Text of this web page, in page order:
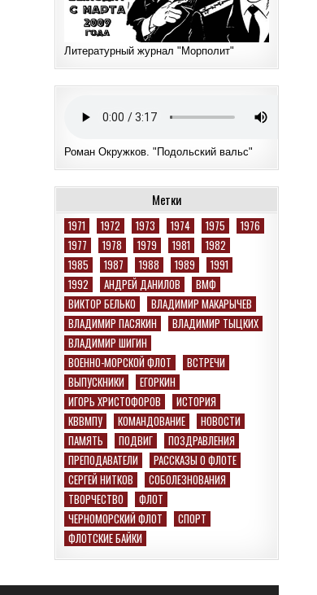
Литературный журнал "Морполит"
Роман Окружков. "Подольский вальс"
Метки
1971 1972 1973 1974 1975
1976
1977
1978 1979 1981
1982
1985
1987 1988 1989
1991
1992
АНДРЕЙ ДАНИЛОВ
ВМФ
ВИКТОР БЕЛЬКО
ВЛАДИМИР МАКАРЫЧЕВ
ВЛАДИМИР ПАСЯКИН
ВЛАДИМИР ТЫЦКИХ
ВЛАДИМИР ШИГИН
ВОЕННО-МОРСКОЙ ФЛОТ
ВСТРЕЧИ
ВЫПУСКНИКИ
ЕГОРКИН
ИГОРЬ ХРИСТОФОРОВ
ИСТОРИЯ
КВВМПУ
КОМАНДОВАНИЕ
НОВОСТИ
ПАМЯТЬ
ПОДВИГ
ПОЗДРАВЛЕНИЯ
ПРЕПОДАВАТЕЛИ
РАССКАЗЫ О ФЛОТЕ
СЕРГЕЙ НИТКОВ
СОБОЛЕЗНОВАНИЯ
ТВОРЧЕСТВО
ФЛОТ
ЧЕРНОМОРСКИЙ ФЛОТ
СПОРТ
ФЛОТСКИЕ БАЙКИ